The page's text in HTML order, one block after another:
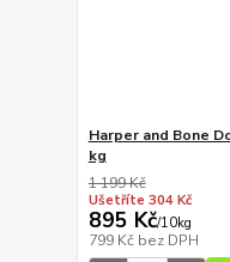
Harper and Bone
kg
1 199 Kč
Ušetříte 304 Kč
895 Kč/10kg
799 Kč bez DPH